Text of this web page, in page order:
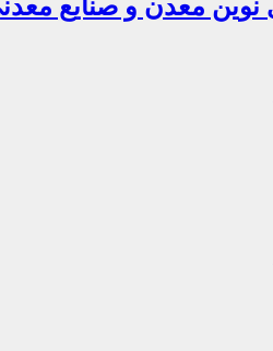
نوین معدن و صنایع